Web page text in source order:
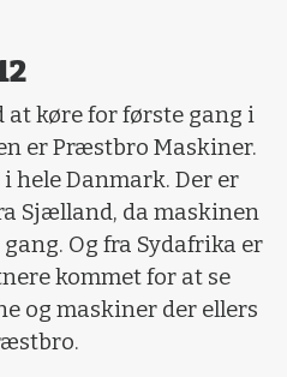
køre for første gang i
er Præstbro Maskiner.
hele Danmark. Der er
Sjælland, da maskinen
Og fra Sydafrika er
kommet for at se
og maskiner der ellers